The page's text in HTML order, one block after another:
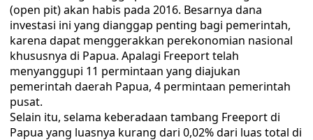
(open pit) akan habis pada 2016. Besarnya dana
investasi ini yang dianggap penting bagi pemerintah,
karena dapat menggerakkan perekonomian nasional
khususnya di Papua. Apalagi Freeport telah
menyanggupi 11 permintaan yang diajukan
pemerintah daerah Papua, 4 permintaan pemerintah
pusat.
Selain itu, selama keberadaan tambang Freeport di
Papua yang luasnya kurang dari 0,02% dari luas total di